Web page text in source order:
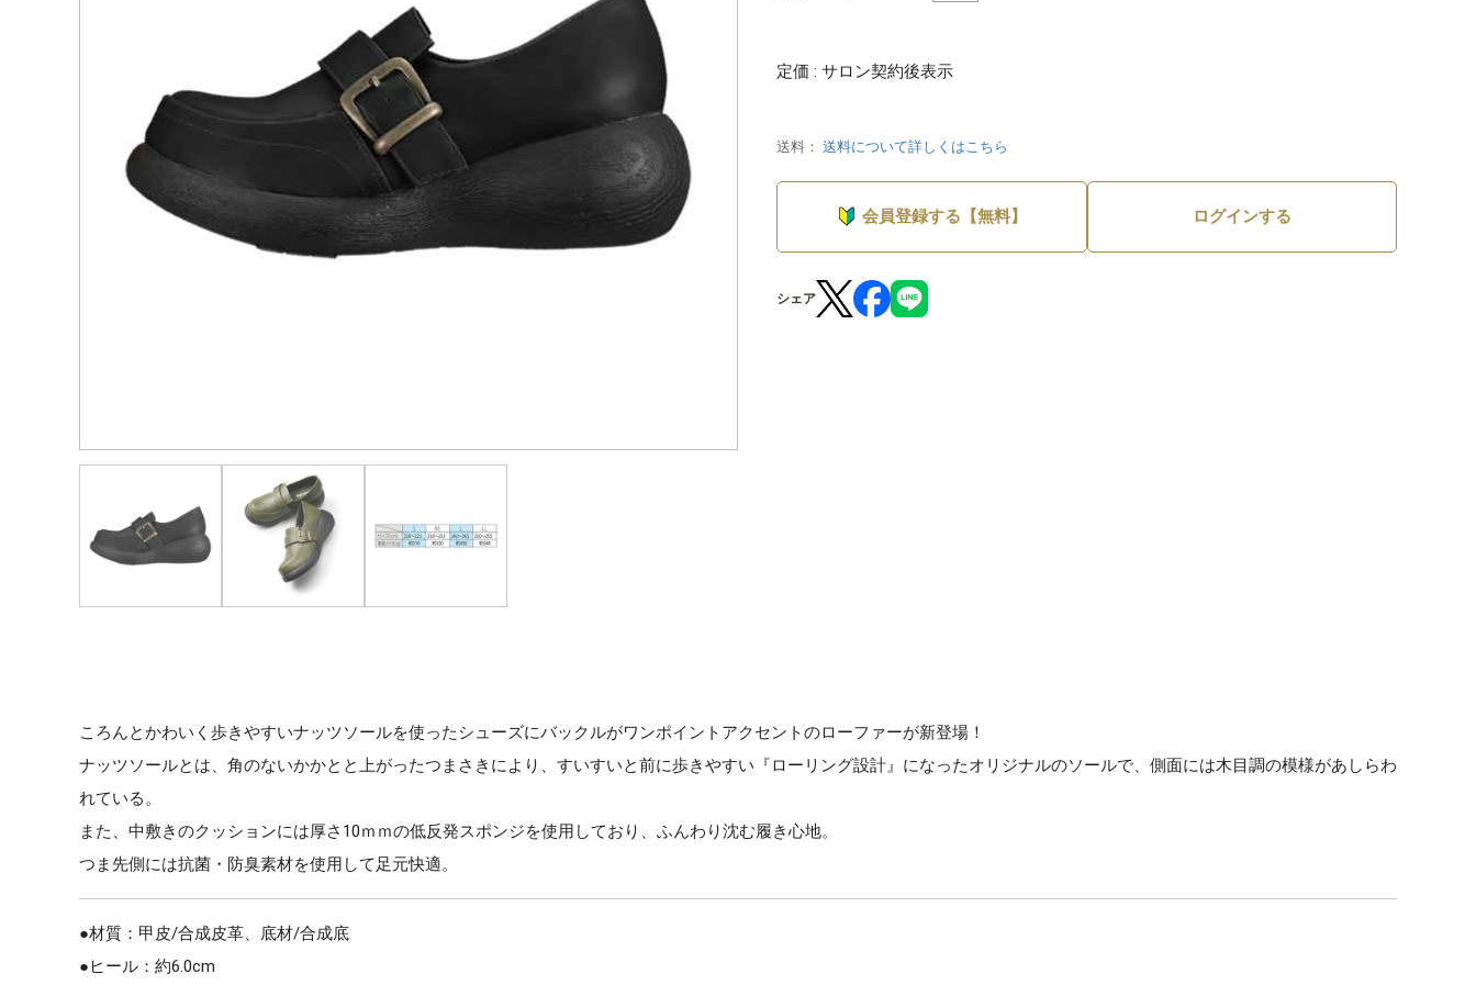
定価 : サロン契約後表示
送料： 送料について詳しくはこちら
会員登録する【無料】 ログインする
シェア
ころんとかわいく歩きやすいナッツソールを使ったシューズにバックルがワンポイントアクセントのローファーが新登場！
ナッツソールとは、角のないかかとと上がったつまさきにより、すいすいと前に歩きやすい『ローリング設計』になったオリジナルのソールで、側面には木目調の模様があしらわ
れている。
また、中敷きのクッションには厚さ10ｍｍの低反発スポンジを使用しており、ふんわり沈む履き心地。
つま先側には抗菌・防臭素材を使用して足元快適。
●材質：甲皮/合成皮革、底材/合成底
●ヒール：約6.0cm